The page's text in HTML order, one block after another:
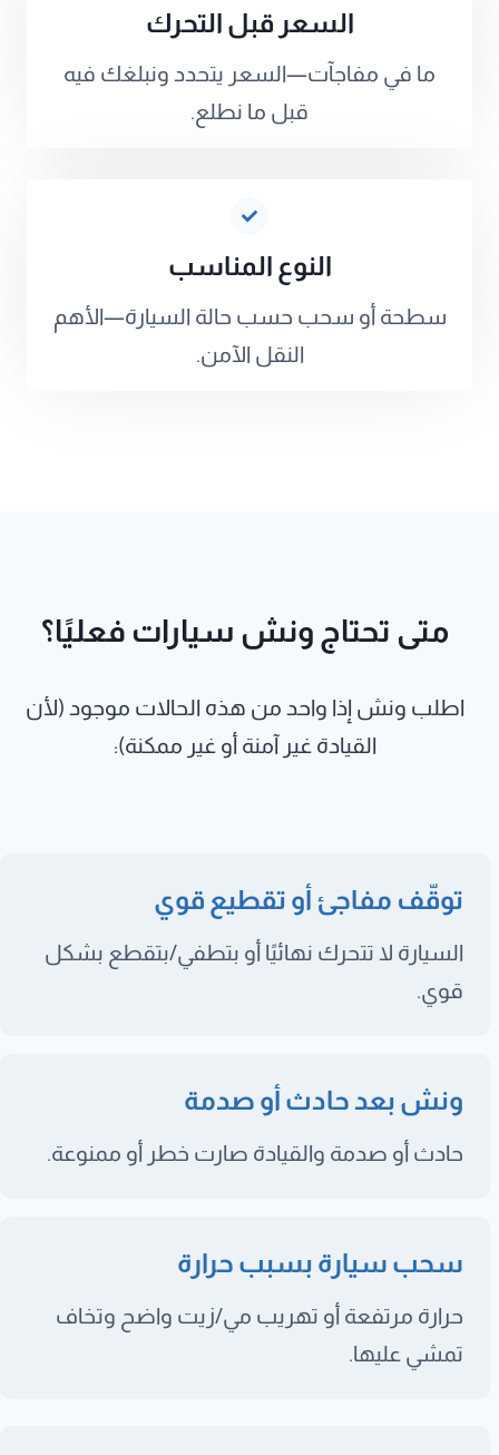
السعر قبل التحرك
ما في مفاجآت—السعر يتحدد ونبلغك فيه
قبل ما نطلع.
النوع المناسب
سطحة أو سحب حسب حالة السيارة—الأهم
النقل الآمن.
متى تحتاج ونش سيارات فعليًا؟
اطلب ونش إذا واحد من هذه الحالات موجود (لأن
القيادة غير آمنة أو غير ممكنة):
توقّف مفاجئ أو تقطيع قوي
السيارة لا تتحرك نهائيًا أو بتطفي/بتقطع بشكل
قوي.
ونش بعد حادث أو صدمة
حادث أو صدمة والقيادة صارت خطر أو ممنوعة.
سحب سيارة بسبب حرارة
حرارة مرتفعة أو تهريب مي/زيت واضح وتخاف
تمشي عليها.